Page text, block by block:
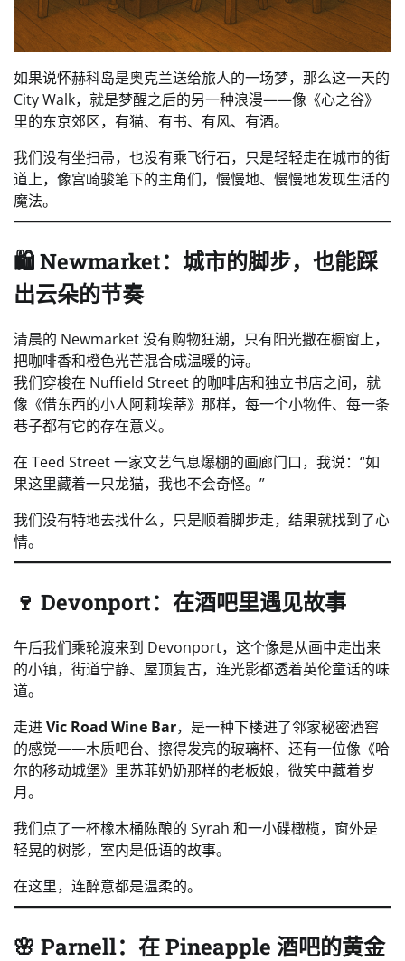
如果说怀赫科岛是奥克兰送给旅人的一场梦，那么这一天的
City Walk，就是梦醒之后的另一种浪漫——像《心之谷》
里的东京郊区，有猫、有书、有风、有酒。
我们没有坐扫帚，也没有乘飞行石，只是轻轻走在城市的街
道上，像宫崎骏笔下的主角们，慢慢地、慢慢地发现生活的
魔法。
🛍️ Newmarket：城市的脚步，也能踩
出云朵的节奏
清晨的 Newmarket 没有购物狂潮，只有阳光撒在橱窗上，
把咖啡香和橙色光芒混合成温暖的诗。
我们穿梭在 Nuffield Street 的咖啡店和独立书店之间，就
像《借东西的小人阿莉埃蒂》那样，每一个小物件、每一条
巷子都有它的存在意义。
在 Teed Street 一家文艺气息爆棚的画廊门口，我说：“如
果这里藏着一只龙猫，我也不会奇怪。”
我们没有特地去找什么，只是顺着脚步走，结果就找到了心
情。
🍷 Devonport：在酒吧里遇见故事
午后我们乘轮渡来到 Devonport，这个像是从画中走出来
的小镇，街道宁静、屋顶复古，连光影都透着英伦童话的味
道。
走进Vic Road Wine Bar，是一种下楼进了邻家秘密酒窖
的感觉——木质吧台、擦得发亮的玻璃杯、还有一位像《哈
尔的移动城堡》里苏菲奶奶那样的老板娘，微笑中藏着岁
月。
我们点了一杯橡木桶陈酿的 Syrah 和一小碟橄榄，窗外是
轻晃的树影，室内是低语的故事。
在这里，连醉意都是温柔的。
🌸 Parnell：在 Pineapple 酒吧的黄金